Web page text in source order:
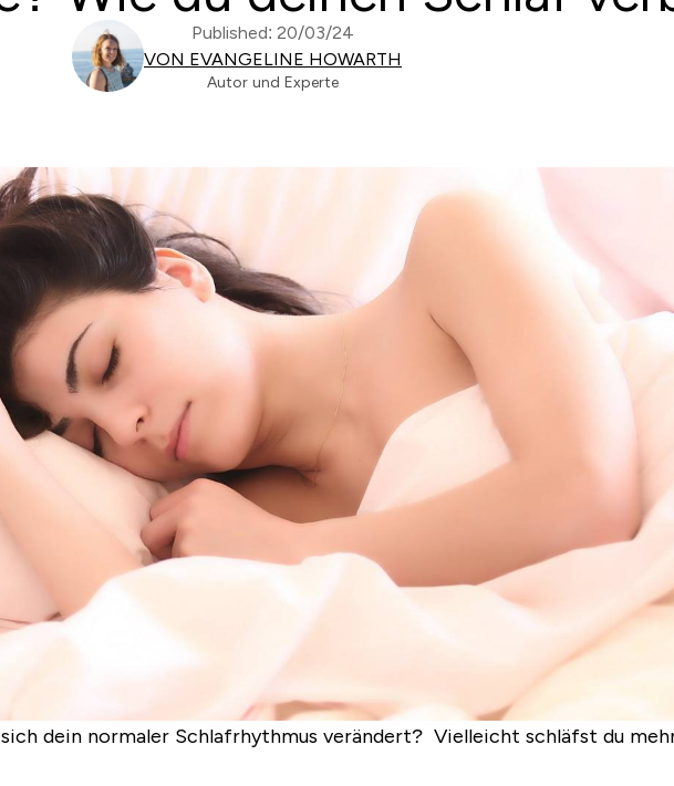
Published: 20/03/24
VON EVANGELINE HOWARTH
Autor und Experte
dein normaler Schlafrhythmus verändert? Vielleicht schläfst du